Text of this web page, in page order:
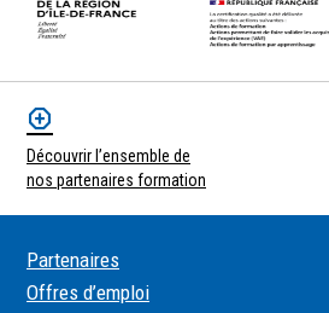
Découvrir l’ensemble de
nos partenaires formation
Partenaires
Offres d’emploi